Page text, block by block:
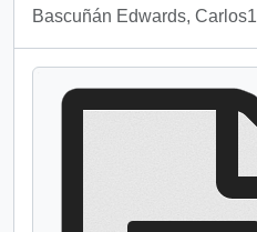
Bascuñán Edwards, Carlos1